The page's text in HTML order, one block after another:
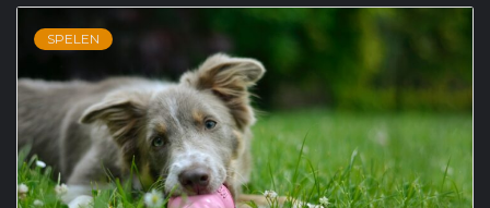
SPELEN